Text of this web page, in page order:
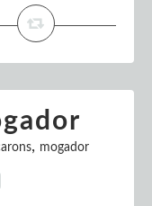
, mogador